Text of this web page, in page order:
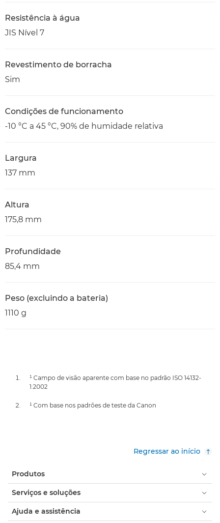
Resistência à água
JIS Nível 7
Revestimento de borracha
Sim
Condições de funcionamento
-10 °C a 45 °C, 90% de humidade relativa
Largura
137 mm
Altura
175,8 mm
Profundidade
85,4 mm
Peso (excluindo a bateria)
1110 g
¹ Campo de visão aparente com base no padrão ISO 14132-
1:2002
¹ Com base nos padrões de teste da Canon
Regressar ao início
Produtos
Serviços e soluções
Ajuda e assistência